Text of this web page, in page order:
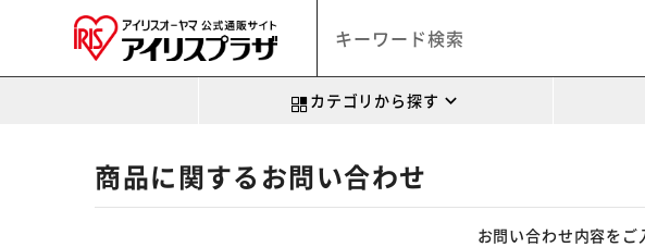
カテゴリから探す
商品に関するお問い合わせ
お問い合わせ内容をご